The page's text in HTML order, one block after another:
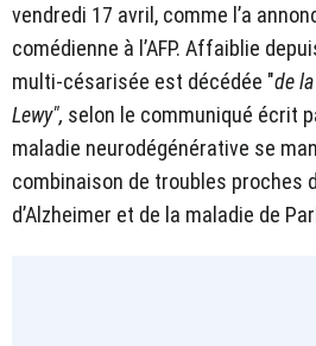
vendredi 17 avril, comme l’a
comédienne à l’AFP. Affaiblie
multi-césarisée est décédée "de
Lewy", selon le communiqué écrit
maladie neurodégénérative se
combinaison de troubles proches
d’Alzheimer et de la maladie de